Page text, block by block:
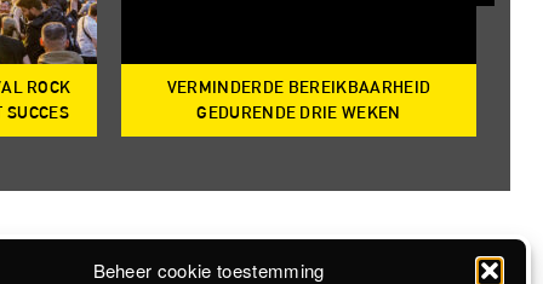
Beheer cookie toestemming
ROCK
SUCCES
VERMINDERDE BEREIKBAARHEID
GEDURENDE DRIE WEKEN